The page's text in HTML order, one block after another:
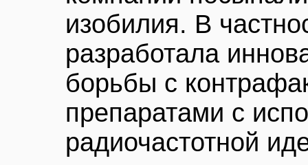
изобилия. В
разработала
борьбы с
препаратами с
радиочастотной